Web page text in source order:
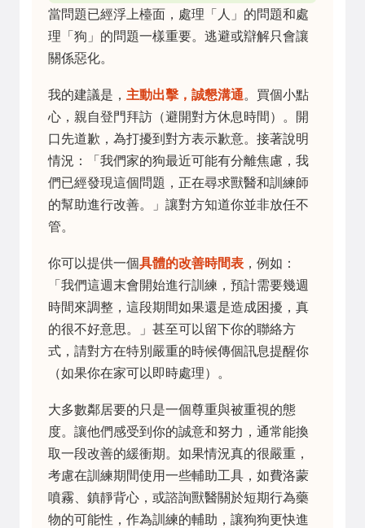
當問題已經浮上檯面，處理「人」的問題和處
理「狗」的問題一樣重要。逃避或辯解只會讓
關係惡化。
我的建議是， 主動出擊，誠懇溝通。買個小點
心，親自登門拜訪（避開對方休息時間）。開
口先道歉，為打擾到對方表示歉意。接著說明
情況：「我們家的狗最近可能有分離焦慮，我
們已經發現這個問題，正在尋求獸醫和訓練師
的幫助進行改善。」讓對方知道你並非放任不
管。
你可以提供一個具體的改善時間表 ，例如：
「我們這週末會開始進行訓練，預計需要幾週
時間來調整，這段期間如果還是造成困擾，真
的很不好意思。」甚至可以留下你的聯絡方
式，請對方在特別嚴重的時候傳個訊息提醒你
（如果你在家可以即時處理）。
大多數鄰居要的只是一個尊重與被重視的態
度。讓他們感受到你的誠意和努力，通常能換
取一段改善的緩衝期。如果情況真的很嚴重，
考慮在訓練期間使用一些輔助工具，如費洛蒙
噴霧、鎮靜背心，或諮詢獸醫關於短期行為藥
物的可能性，作為訓練的輔助，讓狗狗更快進